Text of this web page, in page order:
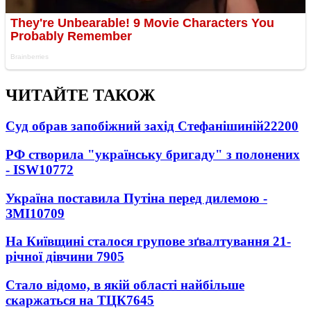
ЧИТАЙТЕ ТАКОЖ
Суд обрав запобіжний захід Стефанішиній22200
РФ створила "українську бригаду" з полонених
- ISW10772
Україна поставила Путіна перед дилемою -
ЗМІ10709
На Київщині сталося групове зґвалтування 21-
річної дівчини 7905
Стало відомо, в якій області найбільше
скаржаться на ТЦК7645